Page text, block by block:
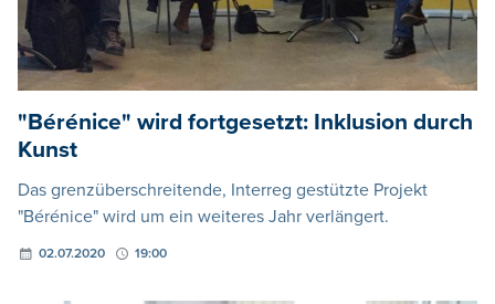
"Bérénice" wird fortgesetzt: Inklusion durch
Kunst
Das grenzüberschreitende, Interreg gestützte Projekt
"Bérénice" wird um ein weiteres Jahr verlängert.
02.07.2020 19:00